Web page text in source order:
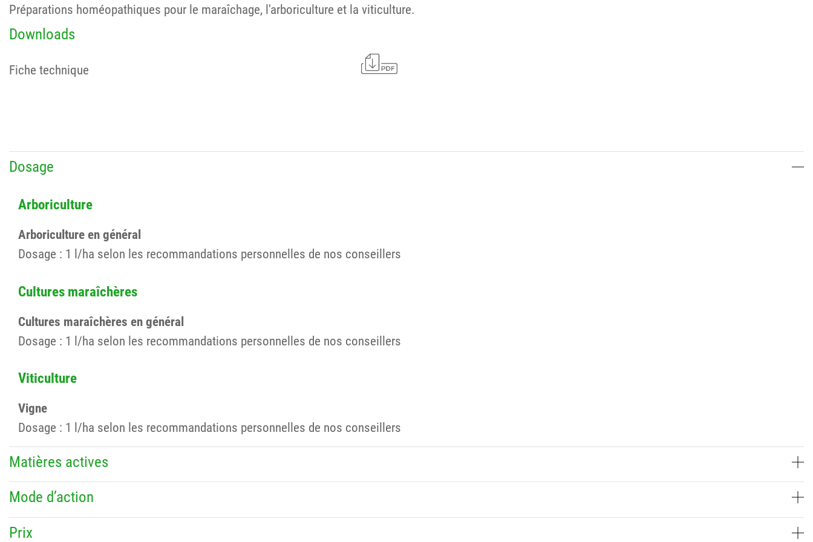
Préparations homéopathiques pour le maraîchage, l'arboriculture et la viticulture.
Downloads
Fiche technique
Dosage
Arboriculture
Arboriculture en général
Dosage : 1 l/ha selon les recommandations personnelles de nos conseillers
Cultures maraîchères
Cultures maraîchères en général
Dosage : 1 l/ha selon les recommandations personnelles de nos conseillers
Viticulture
Vigne
Dosage : 1 l/ha selon les recommandations personnelles de nos conseillers
Matières actives
Mode d’action
Prix